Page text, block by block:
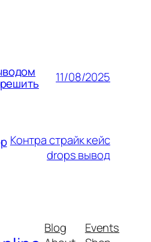
11/08/2025
Контра страйк кейс
drops вывод
Blog
Events